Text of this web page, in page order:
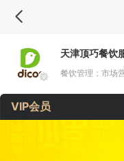
天津顶巧餐饮
餐饮管理；市场
饮相关的技术服
决策和管理咨询
VIP会员